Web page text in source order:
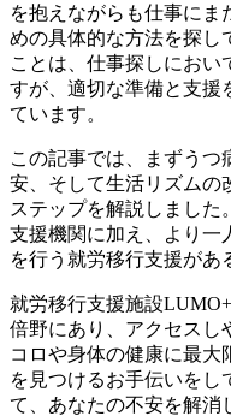
を抱えながらも仕事にま
めの具体的な方法を探し
ことは、仕事探しにおい
すが、適切な準備と支援
ています。
この記事では、まずうつ
安、そして生活リズムの
ステップを解説しました
支援機関に加え、より一
を行う就労移行支援があ
就労移行支援施設
倍野にあり、アクセスし
コロや身体の健康に最大
を見つけるお手伝いをし
て、あなたの不安を解消